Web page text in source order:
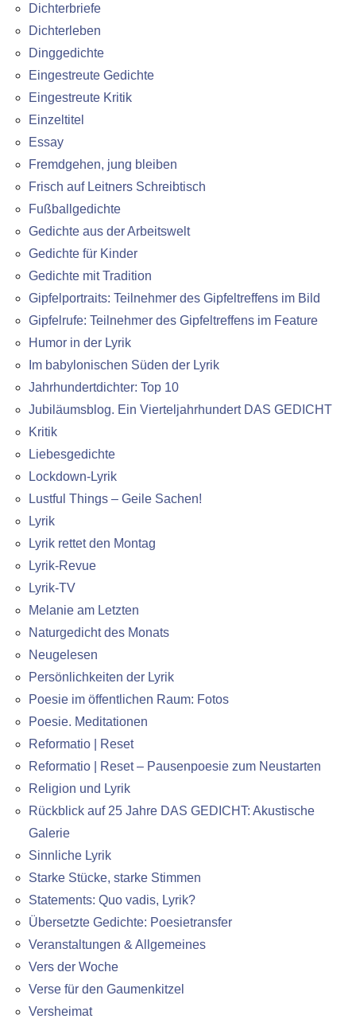
Dichterbriefe
Dichterleben
Dinggedichte
Eingestreute Gedichte
Eingestreute Kritik
Einzeltitel
Essay
Fremdgehen, jung bleiben
Frisch auf Leitners Schreibtisch
Fußballgedichte
Gedichte aus der Arbeitswelt
Gedichte für Kinder
Gedichte mit Tradition
Gipfelportraits: Teilnehmer des Gipfeltreffens im Bild
Gipfelrufe: Teilnehmer des Gipfeltreffens im Feature
Humor in der Lyrik
Im babylonischen Süden der Lyrik
Jahrhundertdichter: Top 10
Jubiläumsblog. Ein Vierteljahrhundert DAS GEDICHT
Kritik
Liebesgedichte
Lockdown-Lyrik
Lustful Things – Geile Sachen!
Lyrik
Lyrik rettet den Montag
Lyrik-Revue
Lyrik-TV
Melanie am Letzten
Naturgedicht des Monats
Neugelesen
Persönlichkeiten der Lyrik
Poesie im öffentlichen Raum: Fotos
Poesie. Meditationen
Reformatio | Reset
Reformatio | Reset – Pausenpoesie zum Neustarten
Religion und Lyrik
Rückblick auf 25 Jahre DAS GEDICHT: Akustische
Galerie
Sinnliche Lyrik
Starke Stücke, starke Stimmen
Statements: Quo vadis, Lyrik?
Übersetzte Gedichte: Poesietransfer
Veranstaltungen & Allgemeines
Vers der Woche
Verse für den Gaumenkitzel
Versheimat